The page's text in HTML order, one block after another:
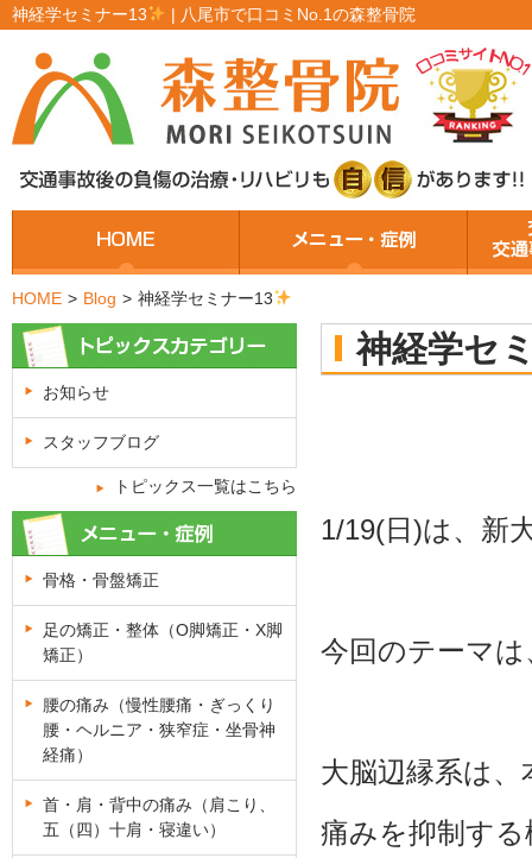
神経学セミナー13 | 八尾市で口コミNo.1の森整骨院
HOME > Blog > 神経学セミナー13
神経学セ
1/19(日 )は、新
今回のテーマは
大脳辺縁系は
痛みを抑制す
お知らせ
スタッフブログ
トピックス一覧はこちら
骨格・骨盤矯正
足の矯正・整体（O脚矯正・X脚
矯正）
腰の痛み（慢性腰痛・ぎっくり
腰・ヘルニア・狭窄症・坐骨神
経痛）
首・肩・背中の痛み（肩こり、
五（四）十肩・寝違い）